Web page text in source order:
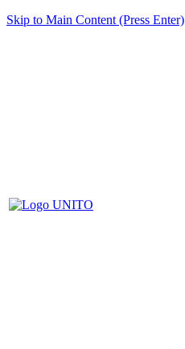
Skip to Main Content (Press Enter)